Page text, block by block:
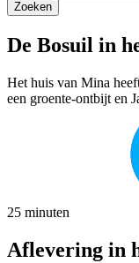
De Bosuil in
Het huis van Mina
een groente-ontbijt en
25 minuten
Aflevering in